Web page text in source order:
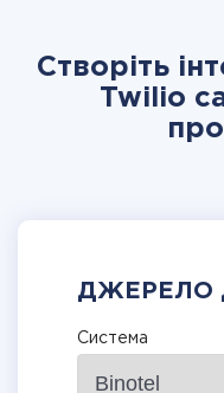
Створіть
Twilio
ДЖЕРЕЛО
Система